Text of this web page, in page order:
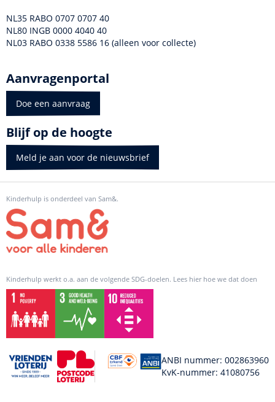
NL35 RABO 0707 0707 40
NL80 INGB 0000 4040 40
NL03 RABO 0338 5586 16 (alleen voor collecte)
Aanvragenportal
Doe een aanvraag
Blijf op de hoogte
Meld je aan voor de nieuwsbrief
Kinderhulp is onderdeel van Sam&.
Kinderhulp werkt o.a. aan de volgende SDG-doelen. Lees hier hoe we dat doen
ANBI nummer: 002863960
KvK-nummer: 41080756